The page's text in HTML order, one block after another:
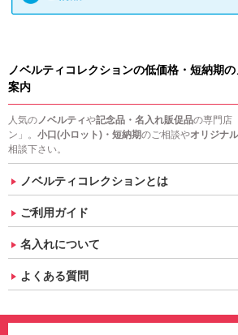
ノベルティコレクションの低価格・短納期
案内
人気のノベルティや記念品・名入れ販促品の専門店
ン」。 小口(小ロット)・短納期のご相談やオリジナ
相談下さい。
ノベルティコレクションとは
ご利用ガイド
名入れについて
よくある質問